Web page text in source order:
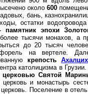
около 600
бань,
остатки
памятник эпохи
тысячи монахов, а
до 20 тысяч
на вертеле.
крепость
католицизма в
церковью Святой
и монастырь
Поселение в